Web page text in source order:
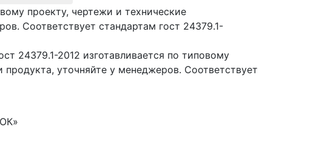
проекту, чертежи и технические
Соответствует стандартам гост 24379.1-
24379.1-2012 изготавливается по типовому
уточняйте у менеджеров. Соответствует